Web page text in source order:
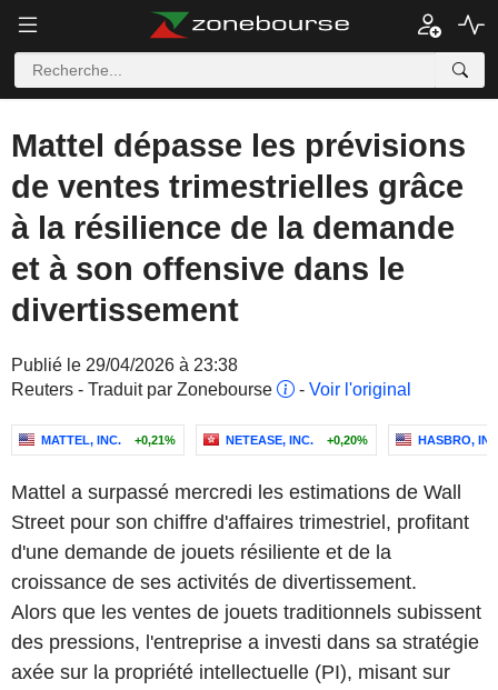
Mattel dépasse les prévisions
de ventes trimestrielles grâce
à la résilience de la demande
et à son offensive dans le
divertissement
Publié le 29/04/2026 à 23:38
Reuters - Traduit par Zonebourse
- Voir l'original
MATTEL, INC. +0,21% NETEASE, INC. +0,20% HASBRO,
Mattel a surpassé mercredi les estimations de Wall
Street pour son chiffre d'affaires trimestriel, profitant
d'une demande de jouets résiliente et de la
croissance de ses activités de divertissement.
Alors que les ventes de jouets traditionnels subissent
des pressions, l'entreprise a investi dans sa stratégie
axée sur la propriété intellectuelle (PI), misant sur